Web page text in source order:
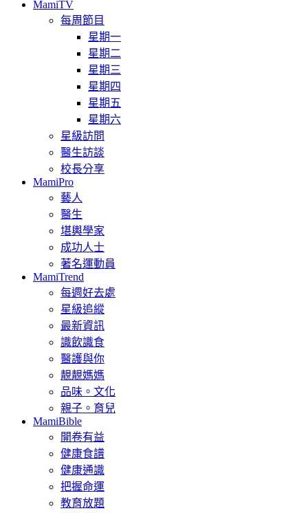
MamiTV
每周節目
星期一
星期二
星期三
星期四
星期五
星期六
星級訪問
醫生訪談
校長分享
MamiPro
藝人
醫生
堪輿學家
成功人士
著名運動員
MamiTrend
每週好去處
星級追縱
最新資訊
識飲識食
醫護與你
靚靚媽媽
品味。文化
親子。育兒
MamiBible
開卷有益
健康食譜
健康通識
把握命運
教育放題